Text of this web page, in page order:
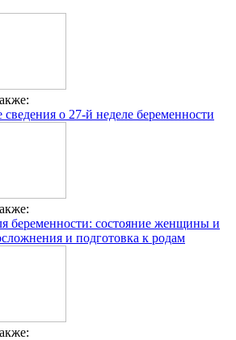
о 27-й неделе беременности
беременности: состояние женщины и
и подготовка к родам